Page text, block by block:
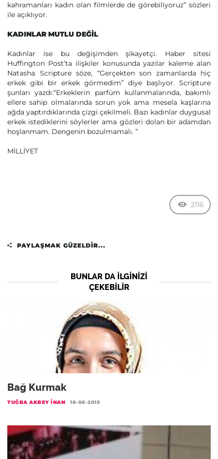
kahramanları kadın olan filmlerde de görebiliyoruz” sözleri
ile açıklıyor.
KADINLAR MUTLU DEĞİL
Kadınlar ise bu değişimden şikayetçi. Haber sitesi
Huffington Post’ta ilişkiler konusunda yazılar kaleme alan
Natasha Scripture söze, “Gerçekten son zamanlarda hiç
erkek gibi bir erkek görmedim” diye başlıyor. Scripture
şunları yazdı:“Erkeklerin parfüm kullanmalarında, bakımlı
ellere sahip olmalarında sorun yok ama mesela kaşlarına
ağda yaptırdıklarında çizgi çekilmeli. Bazı kadınlar duygusal
erkek istediklerini söylerler ama gözleri dolan bir adamdan
hoşlanmam. Dengenin bozulmamalı. ”
MİLLİYET
2116
PAYLAŞMAK GÜZELDIR...
BUNLAR DA ILGINIZI
ÇEKEBILIR
Bağ Kurmak
TUĞBA AKBEY İNAN 16-06-2015